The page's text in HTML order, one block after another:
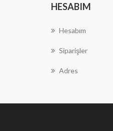
HESABIM
Hesabım
Siparişler
Adres